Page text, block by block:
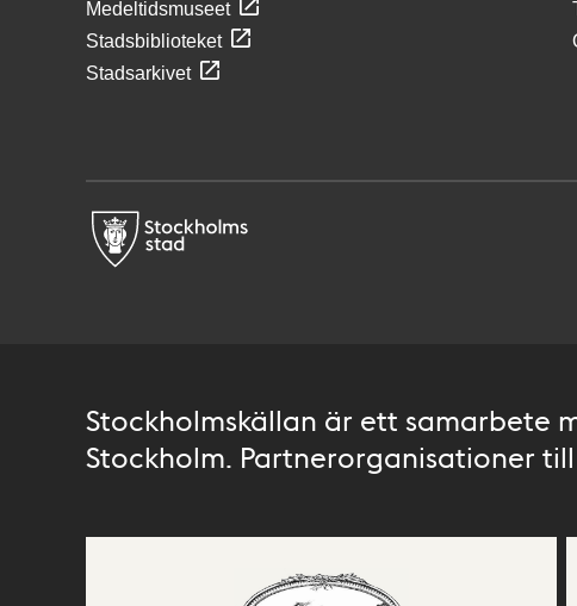
Medeltidsmuseet
Stadsbiblioteket
Stadsarkivet
Stockholmskällan är ett samarbete
Stockholm. Partnerorganisationer